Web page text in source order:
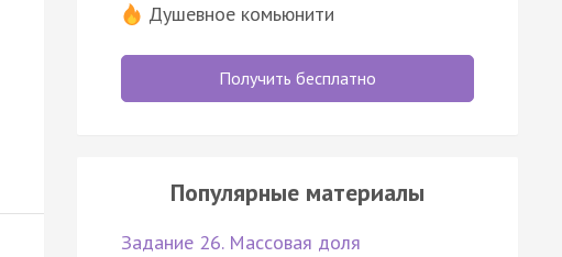
Душевное комьюнити
Получить бесплатно
Популярные материалы
Задание 26. Массовая доля